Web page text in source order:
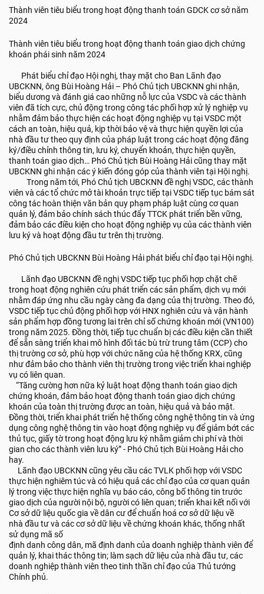
Thành viên tiêu biểu trong hoạt động thanh toán GDCK cơ sở năm
2024
Thành viên tiêu biểu trong hoạt động thanh toán giao dịch chứng
khoán phái sinh năm 2024
Phát biểu chỉ đạo Hội nghị, thay mặt cho Ban Lãnh đạo
UBCKNN, ông Bùi Hoàng Hải – Phó Chủ tịch UBCKNN ghi nhận,
biểu dương và đánh giá cao những nỗ lực của VSDC và các thành
viên đã tích cực, chủ động trong công tác phối hợp xử lý nghiệp vụ
nhằm đảm bảo thực hiện các hoạt động nghiệp vụ tại VSDC một
cách an toàn, hiệu quả, kịp thời bảo vệ và thực hiện quyền lợi của
nhà đầu tư theo quy định của pháp luật trong các hoạt động đăng
ký/điều chỉnh thông tin, lưu ký, chuyển khoản, thực hiện quyền,
thanh toán giao dịch… Phó Chủ tịch Bùi Hoàng Hải cũng thay mặt
UBCKNN ghi nhận các ý kiến đóng góp của thành viên tại Hội nghị.
Trong năm tới, Phó Chủ tịch UBCKNN đề nghị VSDC, các thành
viên và các tổ chức mở tài khoản trực tiếp tại VSDC tiếp tục bám sát
công tác hoàn thiện văn bản quy phạm pháp luật cùng cơ quan
quản lý, đảm bảo chính sách thúc đẩy TTCK phát triển bền vững,
đảm bảo các điều kiện cho hoạt động nghiệp vụ của các thành viên
lưu ký và hoạt động đầu tư trên thị trường.
Phó Chủ tịch UBCKNN Bùi Hoàng Hải phát biểu chỉ đạo tại Hội nghị.
Lãnh đạo UBCKNN đề nghị VSDC tiếp tục phối hợp chặt chẽ
trong hoạt động nghiên cứu phát triển các sản phẩm, dịch vụ mới
nhằm đáp ứng nhu cầu ngày càng đa dạng của thị trường. Theo đó,
VSDC tiếp tục chủ động phối hợp với HNX nghiên cứu và vận hành
sản phẩm hợp đồng tương lai trên chỉ số chứng khoán mới (VN100)
trong năm 2025. Đồng thời, tiếp tục chuẩn bị các điều kiện cần thiết
để sẵn sàng triển khai mô hình đối tác bù trừ trung tâm (CCP) cho
thị trường cơ sở, phù hợp với chức năng của hệ thống KRX, cũng
như đảm bảo cho thành viên thị trường trong việc triển khai nghiệp
vụ có liên quan.
“Tăng cường hơn nữa kỷ luật hoạt động thanh toán giao dịch
chứng khoán, đảm bảo hoạt động thanh toán giao dịch chứng
khoán của toàn thị trường được an toàn, hiệu quả và bảo mật.
Đồng thời, triển khai phát triển hệ thống công nghệ thông tin và ứng
dụng công nghệ thông tin vào hoạt động nghiệp vụ để giảm bớt các
thủ tục, giấy tờ trong hoạt động lưu ký nhằm giảm chi phí và thời
gian cho các thành viên lưu ký” - Phó Chủ tịch Bùi Hoàng Hải cho
hay.
Lãnh đạo UBCKNN cũng yêu cầu các TVLK phối hợp với VSDC
thực hiện nghiêm túc và có hiệu quả các chỉ đạo của cơ quan quản
lý trong việc thực hiện nghĩa vụ báo cáo, công bố thông tin trước
giao dịch của người nội bộ, người có liên quan; triển khai kết nối với
Cơ sở dữ liệu quốc gia về dân cư để chuẩn hoá cơ sở dữ liệu về
nhà đầu tư và các cơ sở dữ liệu về chứng khoán khác, thống nhất
sử dụng mã số
định danh công dân, mã định danh của doanh nghiệp thành viên để
quản lý, khai thác thông tin; làm sạch dữ liệu của nhà đầu tư, các
doanh nghiệp thành viên theo tinh thần chỉ đạo của Thủ tướng
Chính phủ.